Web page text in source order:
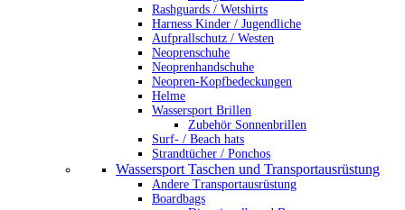
Rashguards / Wetshirts
Harness Kinder / Jugendliche
Aufprallschutz / Westen
Neoprenschuhe
Neoprenhandschuhe
Neopren-Kopfbedeckungen
Helme
Wassersport Brillen
Zubehör Sonnenbrillen
Surf- / Beach hats
Strandtücher / Ponchos
Wassersport Taschen und Transportausrüstung
Andere Transportausrüstung
Boardbags